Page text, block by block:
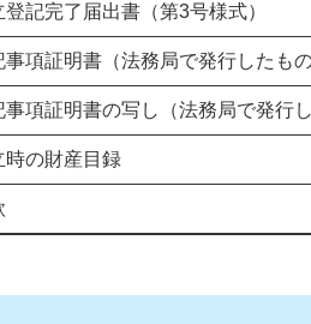
登記完了届出書（第3号様式）
事項証明書（法務局で発行したもの
事項証明書の写し（法務局で発行
時の財産目録